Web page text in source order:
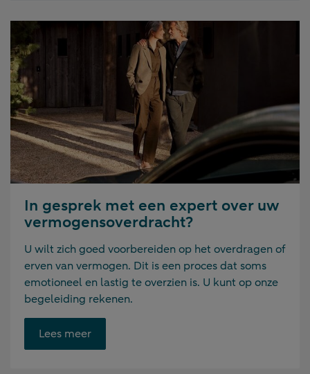
In gesprek met een expert over uw
vermogensoverdracht?
U wilt zich goed voorbereiden op het overdragen of
erven van vermogen. Dit is een proces dat soms
emotioneel en lastig te overzien is. U kunt op onze
begeleiding rekenen.
Lees meerOpent
link